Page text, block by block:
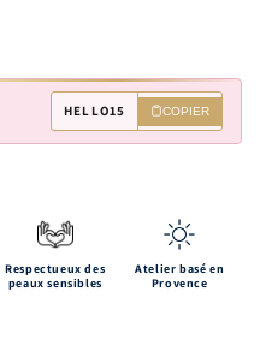
HELLO15 COPIER
Respectueux des
peaux sensibles
Atelier basé en
Provence